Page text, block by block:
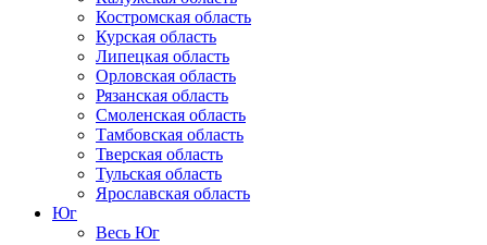
Костромская область
Курская область
Липецкая область
Орловская область
Рязанская область
Смоленская область
Тамбовская область
Тверская область
Тульская область
Ярославская область
Юг
Весь Юг